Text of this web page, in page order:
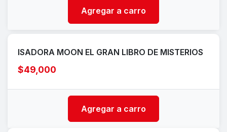
Agregar a carro
ISADORA MOON EL GRAN LIBRO DE MISTERIOS
$49,000
Agregar a carro